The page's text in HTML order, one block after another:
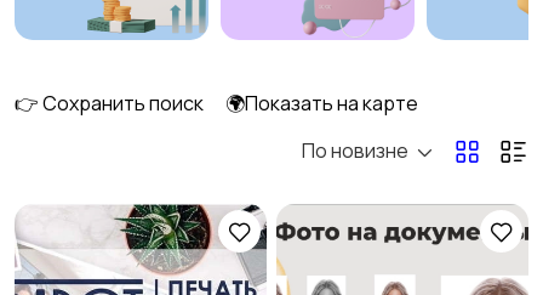
Автоуслуги22 Ремонт техники3
👉 Сохранить поиск
🌍Показать на карте
По новизне